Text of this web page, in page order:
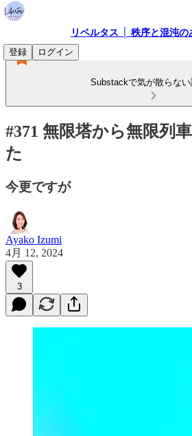
リベルタス │ 秩序と混沌の
登録
ログイン
Substackで気が散らない
#371 無限塔から無限列
た
今更ですが
Ayako Izumi
4月 12, 2024
3